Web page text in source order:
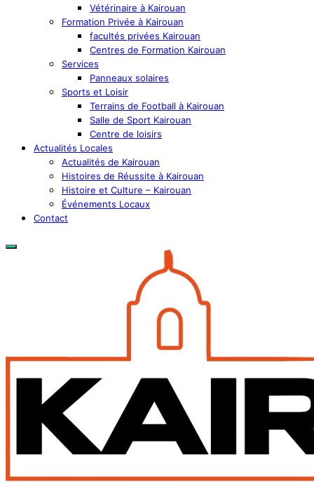
Vétérinaire à Kairouan
Formation Privée à Kairouan
facultés privées Kairouan
Centres de Formation Kairouan
Services
Panneaux solaires
Sports et Loisir
Terrains de Football à Kairouan
Salle de Sport Kairouan
Centre de loisirs
Actualités Locales
Actualités de Kairouan
Histoires de Réussite à Kairouan
Histoire et Culture – Kairouan
Événements Locaux
Contact